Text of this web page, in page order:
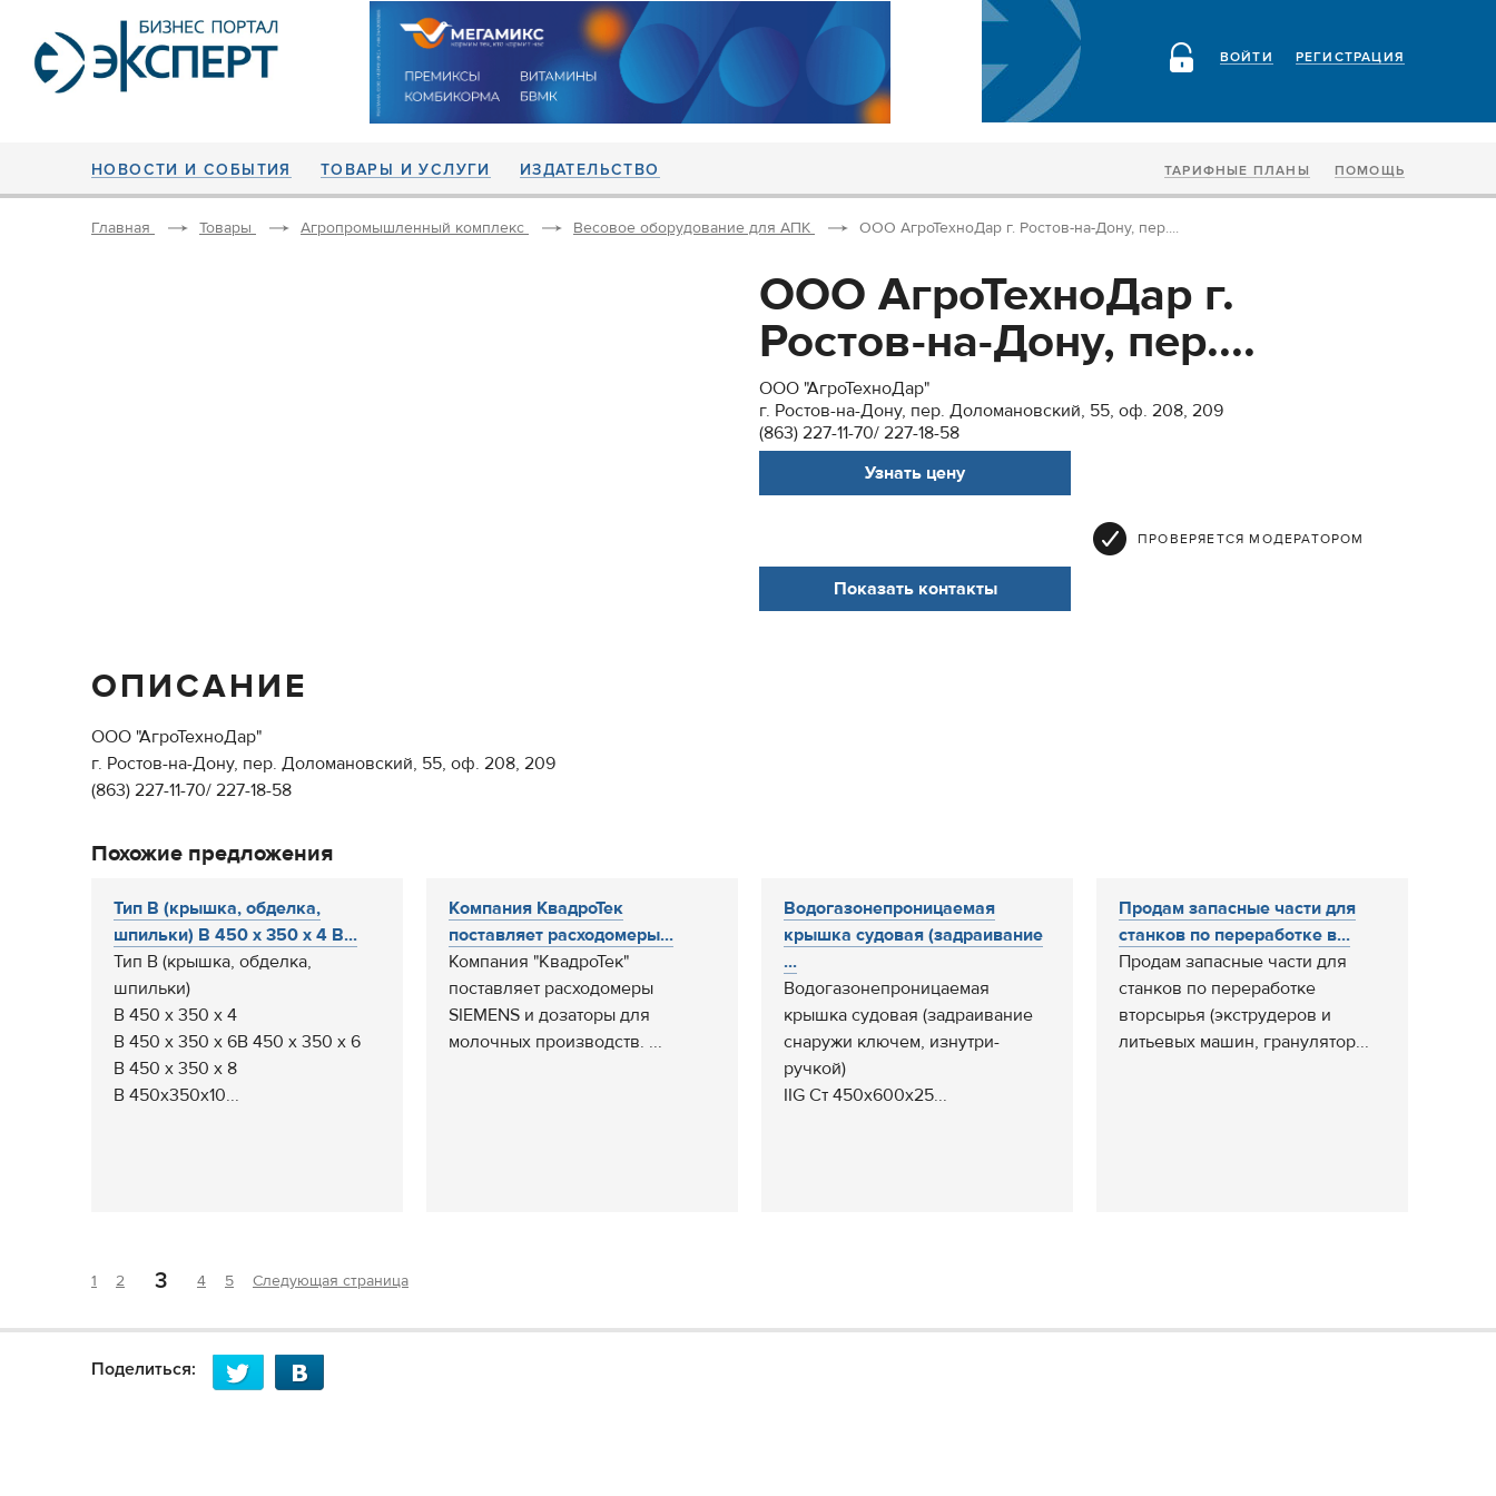
РЕГИСТРАЦИЯ
ВОЙТИ
НОВОСТИ И СОБЫТИЯ ТОВАРЫ И УСЛУГИ ИЗДАТЕЛЬСТВО ТАРИФНЫЕ ПЛАНЫ ПОМОЩЬ
Главная Товары Агропромышленный комплекс Весовое оборудование для АПК ООО АгроТехноДар г. Ростов-на-Дону, пер....
ООО АгроТехноДар г.
Ростов-на-Дону, пер....
ООО "АгроТехноДар"
г. Ростов-на-Дону, пер. Доломановский, 55, оф. 208, 209
(863) 227-11-70/ 227-18-58
Узнать цену
ПРОВЕРЯЕТСЯ МОДЕРАТОРОМ
Показать контакты
ОПИСАНИЕ
ООО "АгроТехноДар"
г. Ростов-на-Дону, пер. Доломановский, 55, оф. 208, 209
(863) 227-11-70/ 227-18-58
Похожие предложения
Тип В (крышка, обделка,
шпильки) В 450 х 350 х 4 В...
Тип В (крышка, обделка,
шпильки)
В 450 х 350 х 4
В 450 х 350 х 6В 450 х 350 х 6
В 450 х 350 х 8
В 450x350x10...
Компания КвадроТек
поставляет расходомеры...
Компания "КвадроТек"
поставляет расходомеры
SIEMENS и дозаторы для
молочных производств. ...
Водогазонепроницаемая
крышка судовая (задраивание
...
Водогазонепроницаемая
крышка судовая (задраивание
снаружи ключем, изнутри-
ручкой)
IIG Ст 450х600х25...
Продам запасные части для
станков по переработке в...
Продам запасные части для
станков по переработке
вторсырья (экструдеров и
литьевых машин, гранулятор...
1 2 3 4 5 Следующая страница
Поделиться: